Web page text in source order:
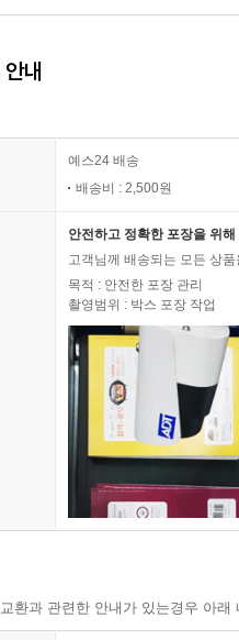
내
예스24 배송
배송비 : 2,500원
안전하고 정확한 포장을 위
고객님께 배송되는 모든 상
목적 : 안전한 포장 관리
촬영범위 : 박스 포장 작업
환과 관련한 안내가 있는경우 아